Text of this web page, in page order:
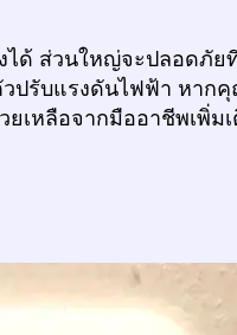
ด้ ส่วนใหญ่จะปลอดภัย
วปรับแรงดันไฟฟ้า หาก
เหลือจากมืออาชีพเพิ่ม